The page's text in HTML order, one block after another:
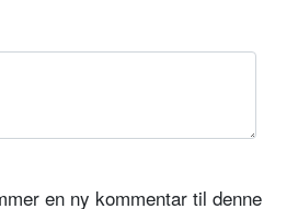
en ny kommentar til denne